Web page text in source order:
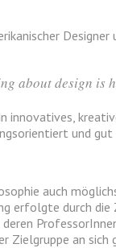
about design is
innovatives,
und gut
auch
erfolgte durch
Zielgruppe an